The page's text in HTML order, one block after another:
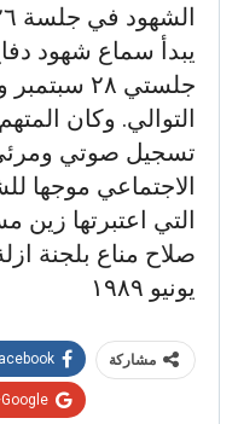
يبدأ سماع شهود
التوالي. وكان
تسجيل صوتي
الاجتماعي موجها
التي اعتبرتها زين
صلاح مناع بلجنة
يونيو ١٩٨٩
مشاركة
Google+